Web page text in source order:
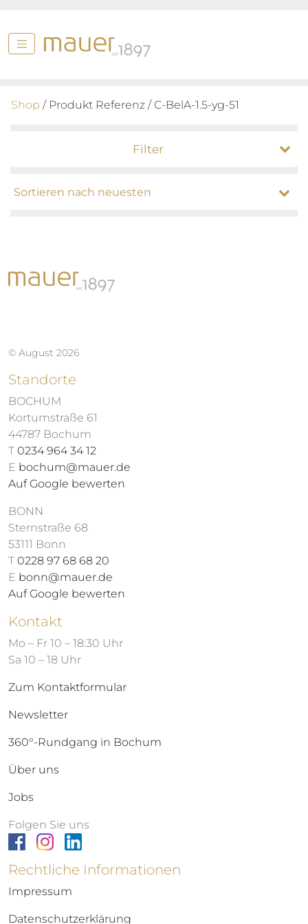
Shop / Produkt Referenz / C-BelA-1.5-yg-51
Filter
© August 2026
Standorte
BOCHUM
Kortumstraße 61
44787 Bochum
T 0234 964 34 12
E bochum@mauer.de
Auf Google bewerten
BONN
Sternstraße 68
53111 Bonn
T 0228 97 68 68 20
E bonn@mauer.de
Auf Google bewerten
Kontakt
Mo – Fr 10 – 18:30 Uhr
Sa 10 – 18 Uhr
Zum Kontaktformular
Newsletter
360°-Rundgang in Bochum
Über uns
Jobs
Folgen Sie uns
Rechtliche Informationen
Impressum
Datenschutzerklärung